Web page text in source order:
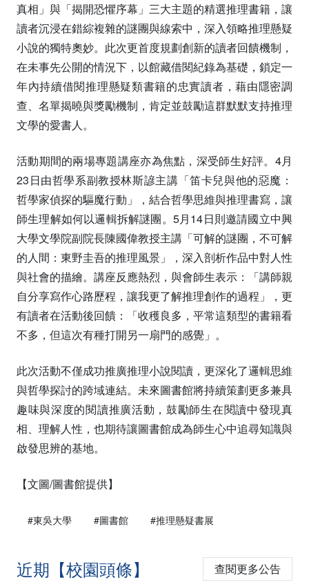
真相」與「揭開恐懼序幕」三大主題的精選推理書籍，讓
讀者沉浸在錯綜複雜的謎團與線索中，深入領略推理懸疑
小說的獨特奧妙。此次更首度規劃創新的讀者回饋機制，
在未事先公開的情況下，以館藏借閱紀錄為基礎，鎖定一
年內持續借閱推理懸疑類書籍的忠實讀者，藉由隱密調
查、名單揭曉與獎勵機制，肯定並鼓勵這群默默支持推理
文學的愛書人。
活動期間的兩場專題講座亦為焦點，深受師生好評。4月
23日由哲學系副教授林斯諺主講「笛卡兒與他的惡魔：
哲學家偵探的驅魔行動」，結合哲學思維與推理書寫，讓
師生理解如何以邏輯拆解謎團。5月14日則邀請國立中興
大學文學院副院長陳國偉教授主講「可解的謎團，不可解
的人間：東野圭吾的推理風景」，深入剖析作品中對人性
與社會的描繪。講座反應熱烈，與會師生表示：「講師親
自分享寫作心路歷程，讓我更了解推理創作的過程」，更
有讀者在活動後回饋：「收穫良多，平常這類型的書籍看
不多，但這次有種打開另一扇門的感覺」。
此次活動不僅成功推廣推理小說閱讀，更深化了邏輯思維
與哲學探討的跨域連結。未來圖書館將持續策劃更多兼具
趣味與深度的閱讀推廣活動，鼓勵師生在閱讀中發現真
相、理解人性，也期待讓圖書館成為師生心中追尋知識與
啟發思辨的基地。
【文圖/圖書館提供】
#東吳大學 #圖書館 #推理懸疑書展
近期【校園頭條】 查閱更多公告